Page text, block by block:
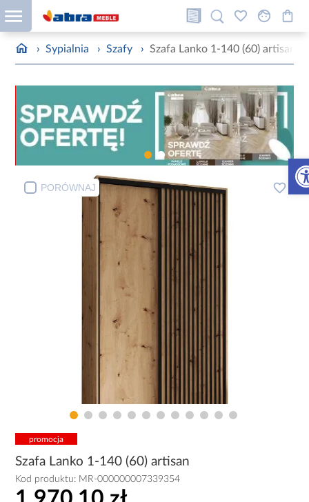
› Sypialnia › Szafy › Szafa Lanko 1-140 (60) artisan
PORÓWNAJ
promocja
Szafa Lanko 1-140 (60) artisan
Kod produktu: MR-000000007339354